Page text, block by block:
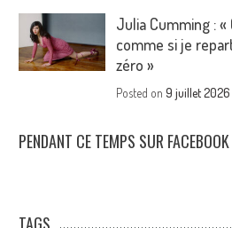
Julia Cumming : «
comme si je
zéro »
Posted on9 juillet 2026
PENDANT CE TEMPS SUR FACEBOOK